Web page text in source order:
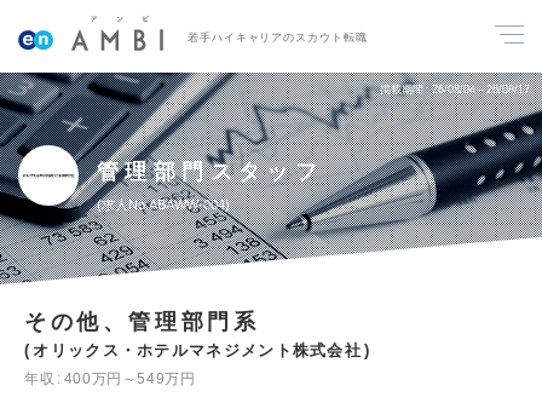
若手ハイキャリアのスカウト転職
掲載期間 26/08/04～26/08/17
管理部門スタッフ
求人No.ABAWW-004
その他、管理部門系
オリックス・ホテルマネジメント株式会社
年収
400万円～549万円